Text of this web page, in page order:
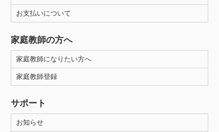
お支払いについて
家庭教師の方へ
家庭教師になりたい方へ
家庭教師登録
サポート
お知らせ